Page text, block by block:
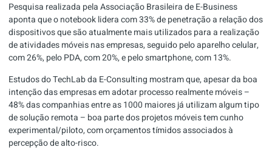
Pesquisa realizada pela Associação Brasileira de E-Business
aponta que o notebook lidera com 33% de penetração a relação dos
dispositivos que são atualmente mais utilizados para a realização
de atividades móveis nas empresas, seguido pelo aparelho celular,
com 26%, pelo PDA, com 20%, e pelo smartphone, com 13%.
Estudos do TechLab da E-Consulting mostram que, apesar da boa
intenção das empresas em adotar processo realmente móveis –
48% das companhias entre as 1000 maiores já utilizam algum tipo
de solução remota – boa parte dos projetos móveis tem cunho
experimental/piloto, com orçamentos tímidos associados à
percepção de alto-risco.